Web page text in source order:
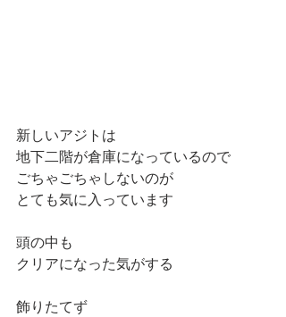
新しいアジトは
地下二階が倉庫になっているので
ごちゃごちゃしないのが
とても気に入っています
頭の中も
クリアになった気がする
飾りたてず